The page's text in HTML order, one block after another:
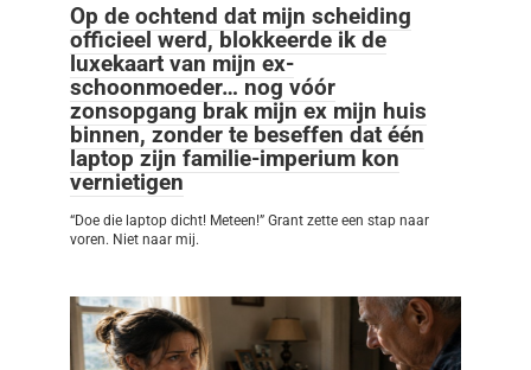
Op de ochtend dat mijn scheiding
officieel werd, blokkeerde ik de
luxekaart van mijn ex-
schoonmoeder… nog vóór
zonsopgang brak mijn ex mijn huis
binnen, zonder te beseffen dat één
laptop zijn familie-imperium kon
vernietigen
“Doe die laptop dicht! Meteen!” Grant zette een stap naar
voren. Niet naar mij.